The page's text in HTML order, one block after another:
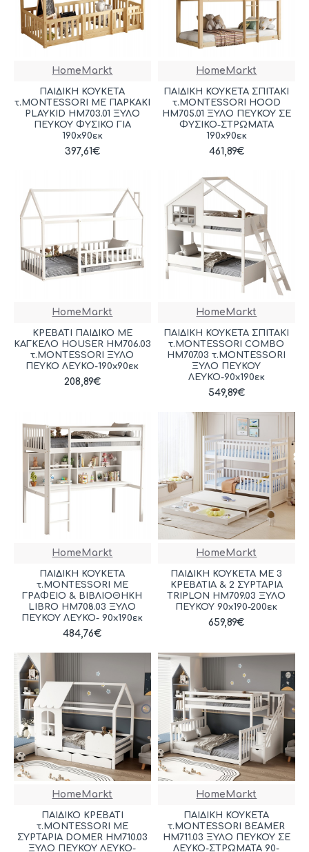
HomeMarkt
ΠΑΙΔΙΚΗ ΚΟΥΚΕΤΑ
τ.MONTESSORI ΜΕ ΠΑΡΚΑΚΙ
PLAYKID HM703.01 ΞΥΛΟ
ΠΕΥΚΟΥ ΦΥΣΙΚΟ ΓΙΑ
190x90εκ
397,61€
HomeMarkt
ΠΑΙΔΙΚΗ ΚΟΥΚΕΤΑ ΣΠΙΤΑΚΙ
τ.MONTESSORI HOOD
HM705.01 ΞΥΛΟ ΠΕΥΚΟΥ ΣΕ
ΦΥΣΙΚΟ-ΣΤΡΩΜΑΤΑ
190x90εκ
461,89€
HomeMarkt
ΚΡΕΒΑΤΙ ΠΑΙΔΙΚΟ ΜΕ
ΚΑΓΚΕΛΟ HOUSER HM706.03
τ.MONTESSORI ΞΥΛΟ
ΠΕΥΚΟ ΛΕΥΚΟ-190x90εκ
208,89€
HomeMarkt
ΠΑΙΔΙΚH ΚΟΥΚΕΤΑ ΣΠΙΤΑΚΙ
τ.MONTESSORI COMBO
HM707.03 τ.MONTESSORI
ΞΥΛΟ ΠΕΥΚΟΥ
ΛΕΥΚΟ-90x190εκ
549,89€
HomeMarkt
ΠΑΙΔΙΚH KOYKETA
τ.MONTESSORI ΜΕ
ΓΡΑΦΕΙΟ & ΒΙΒΛΙΟΘΗΚΗ
LIBRO HM708.03 ΞΥΛΟ
ΠΕΥΚΟΥ ΛΕΥΚΟ- 90x190εκ
484,76€
HomeMarkt
ΠΑΙΔΙΚΗ ΚΟΥΚΕΤΑ ΜΕ 3
ΚΡΕΒΑΤΙΑ & 2 ΣΥΡΤΑΡΙΑ
TRIPLON HM709.03 ΞΥΛΟ
ΠΕΥΚΟΥ 90x190-200εκ
659,89€
HomeMarkt
ΠΑΙΔΙΚΟ ΚΡΕΒΑΤΙ
τ.MONTESSORI ΜΕ
ΣΥΡΤΑΡΙΑ DOMER HM710.03
ΞΥΛΟ ΠΕΥΚΟΥ ΛΕΥΚΟ-
HomeMarkt
ΠΑΙΔΙΚH ΚΟΥΚΕΤΑ
τ.MONTESSORI BEAMER
HM711.03 ΞΥΛΟ ΠΕΥΚΟΥ ΣΕ
ΛΕΥΚΟ-ΣΤΡΩΜΑΤΑ 90-